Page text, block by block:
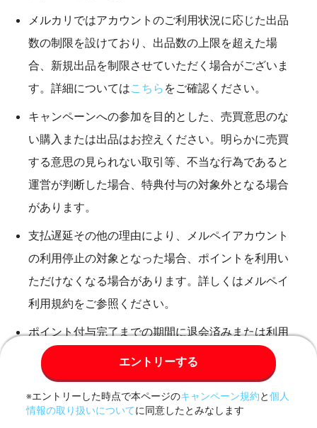
メルカリではアカウントのご利用状況に応じた出品
数の制限を設けており、出品数の上限を超えた場
合、新規出品を制限させていただく場合がございま
す。詳細についてはこちら をご確認ください。
キャンペーンへの参加を目的とした、売買意思のな
い購入または出品はお控えください。明らかに売買
する意思の見られない取引等、不当な行為であると
運営が判断した場合、特典付与の対象外となる場合
があります。
支払遅延その他の理由により、メルペイアカウント
の利用停止の対象となった場合、ポイントを利用い
ただけなくなる場合があります。詳しくはメルペイ
利用規約をご参照ください。
ポイント付与完了までの期間に退会済みまたは利用
制限となったお客さまは特典付与の対象外となる場
合があります。
メルカリでは各団体・公的機関と連携し、不正入手
エントリーする
※エントリーした時点で本ページのキャンペーン規約と個人
情報の取り扱いについてに同意したとみなします